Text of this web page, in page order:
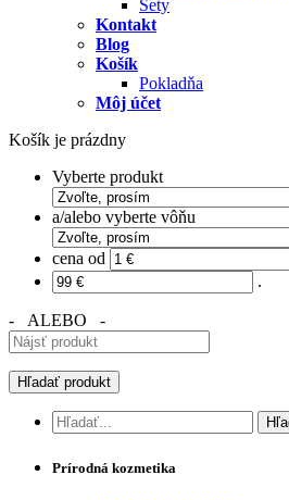
Sety
Kontakt
Blog
Košík
Pokladňa
Môj účet
Košík je prázdny
Vyberte produkt
a/alebo vyberte vôňu
cena od
.
- ALEBO -
Prírodná kozmetika